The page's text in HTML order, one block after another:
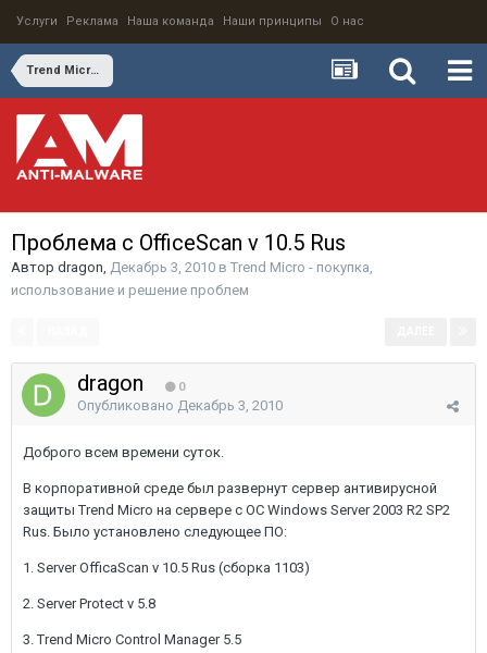
Услуги Реклама Наша команда Наши принципы О нас
Trend Micro - покупка, использование и решение проблем
Проблема с OfficeScan v 10.5 Rus
Автор dragon, Декабрь 3, 2010 в Trend Micro - покупка,
использование и решение проблем
dragon 0
Опубликовано Декабрь 3, 2010
Доброго всем времени суток.
В корпоративной среде был развернут сервер антивирусной
защиты Trend Micro на сервере с ОС Windows Server 2003 R2 SP2
Rus. Было установлено следующее ПО:
1. Server OfficaScan v 10.5 Rus (сборка 1103)
2. Server Protect v 5.8
3. Trend Micro Control Manager 5.5